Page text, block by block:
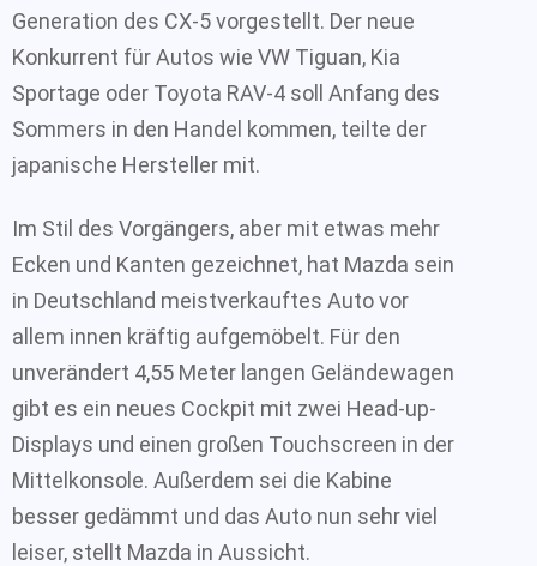
Generation des CX-5 vorgestellt. Der neue
Konkurrent für Autos wie VW Tiguan, Kia
Sportage oder Toyota RAV-4 soll Anfang des
Sommers in den Handel kommen, teilte der
japanische Hersteller mit.
Im Stil des Vorgängers, aber mit etwas mehr
Ecken und Kanten gezeichnet, hat Mazda sein
in Deutschland meistverkauftes Auto vor
allem innen kräftig aufgemöbelt. Für den
unverändert 4,55 Meter langen Geländewagen
gibt es ein neues Cockpit mit zwei Head-up-
Displays und einen großen Touchscreen in der
Mittelkonsole. Außerdem sei die Kabine
besser gedämmt und das Auto nun sehr viel
leiser, stellt Mazda in Aussicht.